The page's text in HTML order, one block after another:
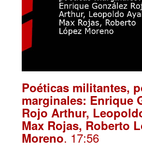
Poéticas militantes,
marginales: Enrique
Rojo Arthur,
Max Rojas, Roberto
Moreno. 17:56